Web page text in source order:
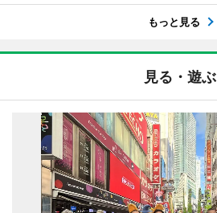
もっと見る
見る・遊ぶ